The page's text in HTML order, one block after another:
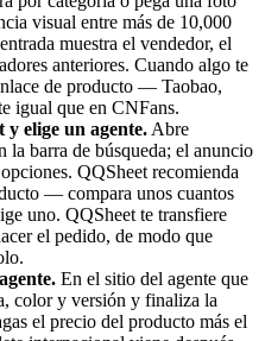
visual entre más de 10,000
muestra el vendedor, el
anteriores. Cuando algo te
de producto — Taobao,
igual que en CNFans.
y elige un agente. Abre
la barra de búsqueda; el anuncio
QQSheet recomienda
— compara unos cuantos
uno. QQSheet te transfiere
el pedido, de modo que
En el sitio del agente que
color y versión y finaliza la
el precio del producto más el